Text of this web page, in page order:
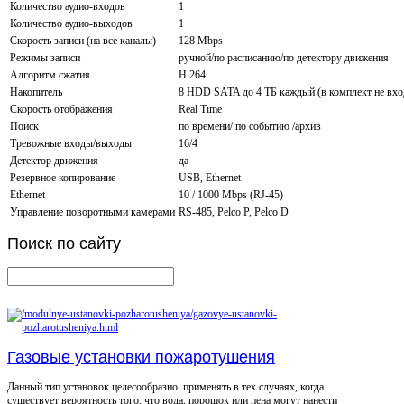
Количество аудио-входов
1
Количество аудио-выходов
1
Скорость записи (на все каналы)
128 Mbps
Режимы записи
ручной/по расписанию/по детектору движения
Алгоритм сжатия
H.264
Накопитель
8 HDD SATA до 4 ТБ каждый (в комплект не
Скорость отображения
Real Time
Поиск
по времени/ по событию /архив
Тревожные входы/выходы
16/4
Детектор движения
да
Резервное копирование
USB, Ethernet
Ethernet
10 / 1000 Mbps (RJ-45)
Управление поворотными камерами RS-485, Pelco P, Pelco D
Поиск по сайту
Газовые установки пожаротушения
Данный тип установок целесообразно применять в тех случаях, когда
существует вероятность того, что вода, порошок или пена могут нанести